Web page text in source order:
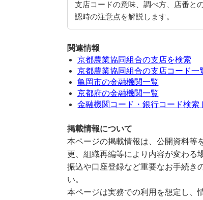
支店コードの意味、調べ方、店番と
認時の注意点を解説します。
関連情報
京都農業協同組合の支店を検索
京都農業協同組合の支店コード一
亀岡市の金融機関一覧
京都府の金融機関一覧
金融機関コード・銀行コード検索
掲載情報について
本ページの掲載情報は、公開資料等
更、組織再編等により内容が変わる
振込や口座登録など重要なお手続き
い。
本ページは実務での利用を想定し、